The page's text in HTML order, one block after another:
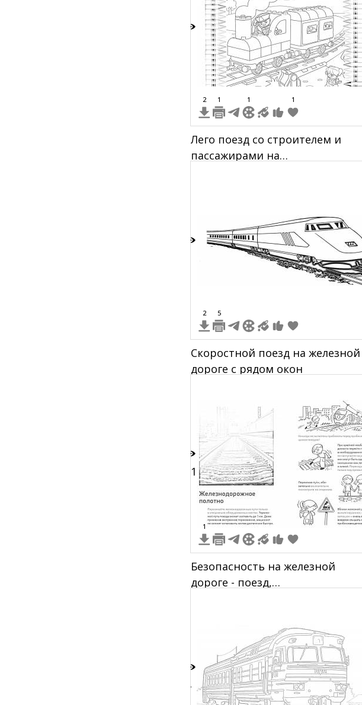
2 1 1 1
Лего поезд со строителем и
пассажирами на
2 5
Скоростной поезд на железной
дороге с рядом окон
11
1
Безопасность на железной
дороге - поезд,
униформу, переход через
железнодорожные пути,
дорожный знак, двое маленьких
детей, предупреждающая
табличка